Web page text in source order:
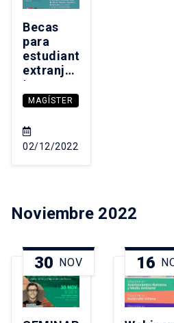
Becas
para
estudiantes
extranjeros
|
POSTULA
MAGÍSTER
02/12/2022
Noviembre 2022
30 NOV 16